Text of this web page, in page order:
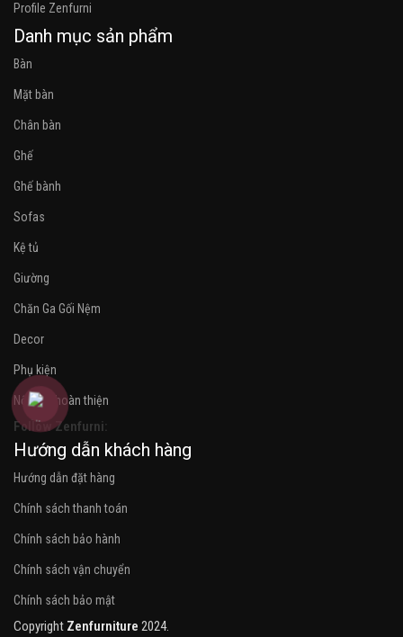
Profile Zenfurni
Danh mục sản phẩm
Bàn
Mặt bàn
Chân bàn
Ghế
Ghế bành
Sofas
Kệ tủ
Giường
Chăn Ga Gối Nệm
Decor
Phụ kiện
Nội thất hoàn thiện
Follow Zenfurni:
Hướng dẫn khách hàng
Hướng dẫn đặt hàng
Chính sách thanh toán
Chính sách bảo hành
Chính sách vận chuyển
Chính sách bảo mật
Copyright Zenfurniture 2024.